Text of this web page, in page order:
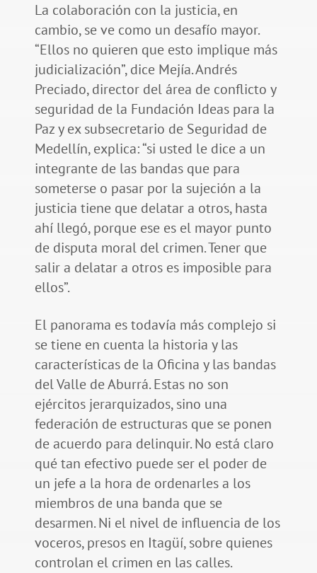
La colaboración con la justicia, en
cambio, se ve como un desafío mayor.
“Ellos no quieren que esto implique más
judicialización”, dice Mejía. Andrés
Preciado, director del área de conflicto y
seguridad de la Fundación Ideas para la
Paz y ex subsecretario de Seguridad de
Medellín, explica: “si usted le dice a un
integrante de las bandas que para
someterse o pasar por la sujeción a la
justicia tiene que delatar a otros, hasta
ahí llegó, porque ese es el mayor punto
de disputa moral del crimen. Tener que
salir a delatar a otros es imposible para
ellos”.
El panorama es todavía más complejo si
se tiene en cuenta la historia y las
características de la Oficina y las bandas
del Valle de Aburrá. Estas no son
ejércitos jerarquizados, sino una
federación de estructuras que se ponen
de acuerdo para delinquir. No está claro
qué tan efectivo puede ser el poder de
un jefe a la hora de ordenarles a los
miembros de una banda que se
desarmen. Ni el nivel de influencia de los
voceros, presos en Itagüí, sobre quienes
controlan el crimen en las calles.